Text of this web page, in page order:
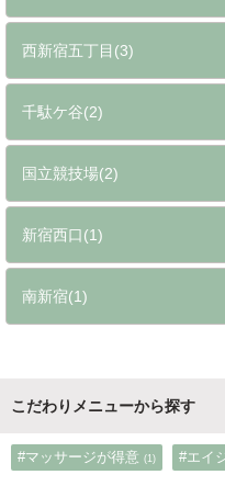
西新宿五丁目(3)
千駄ケ谷(2)
国立競技場(2)
新宿西口(1)
南新宿(1)
こだわりメニューから探す
#マッサージが得意 (1) #エイ